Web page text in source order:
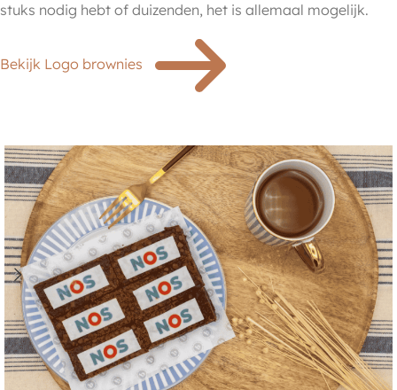
stuks nodig hebt of duizenden, het is allemaal mogelijk.
Bekijk Logo brownies